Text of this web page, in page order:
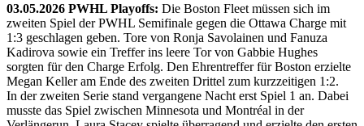
03.05.2026 PWHL Playoffs: Die Boston Fleet müssen sich im
zweiten Spiel der PWHL Semifinale gegen die Ottawa Charge mit
1:3 geschlagen geben. Tore von Ronja Savolainen und Fanuza
Kadirova sowie ein Treffer ins leere Tor von Gabbie Hughes
sorgten für den Charge Erfolg. Den Ehrentreffer für Boston erzielte
Megan Keller am Ende des zweiten Drittel zum kurzzeitigen 1:2.
In der zweiten Serie stand vergangene Nacht erst Spiel 1 an. Dabei
musste das Spiel zwischen Minnesota und Montréal in der